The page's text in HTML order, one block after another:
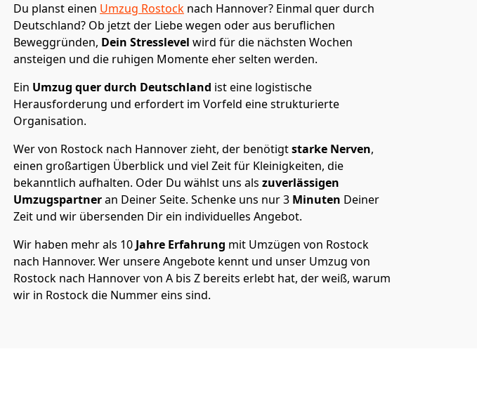
Du planst einen Umzug Rostock nach Hannover? Einmal quer durch
Deutschland? Ob jetzt der Liebe wegen oder aus beruflichen
Beweggründen, Dein Stresslevel wird für die nächsten Wochen
ansteigen und die ruhigen Momente eher selten werden.
Ein Umzug quer durch Deutschland ist eine logistische
Herausforderung und erfordert im Vorfeld eine strukturierte
Organisation.
Wer von Rostock nach Hannover zieht, der benötigtstarke Nerven,
einen großartigen Überblick und viel Zeit für Kleinigkeiten, die
bekanntlich aufhalten. Oder Du wählst uns als zuverlässigen
Umzugspartneran Deiner Seite. Schenke uns nur3 Minuten Deiner
Zeit und wir übersenden Dir ein individuelles Angebot.
Wir haben mehr als 10 Jahre Erfahrung mit Umzügen von Rostock
nach Hannover. Wer unsere Angebote kennt und unser Umzug von
Rostock nach Hannover von A bis Z bereits erlebt hat, der weiß, warum
wir in Rostock die Nummer eins sind.